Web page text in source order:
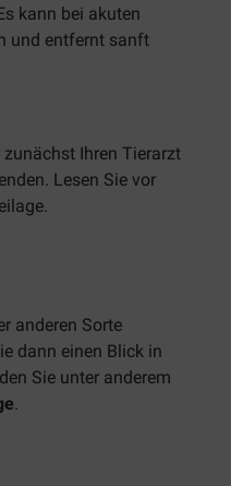
kann bei akuten
und entfernt sanft
Ihren Tierarzt
Lesen Sie vor
anderen Sorte
dann einen Blick in
Sie unter anderem
.